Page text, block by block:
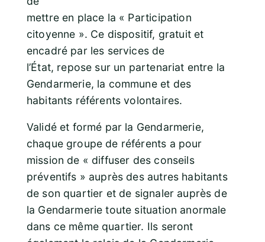
mettre en place la « Participation
citoyenne ». Ce dispositif, gratuit et
encadré par les services de
l’État, repose sur un partenariat entre la
Gendarmerie, la commune et des
habitants référents volontaires.
Validé et formé par la Gendarmerie,
chaque groupe de référents a pour
mission de « diffuser des conseils
préventifs » auprès des autres habitants
de son quartier et de signaler auprès de
la Gendarmerie toute situation anormale
dans ce même quartier. Ils seront